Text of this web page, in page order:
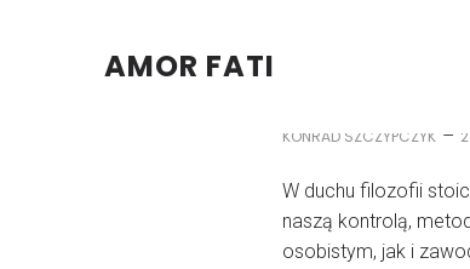
AMOR FATI
KONRAD SZCZYPCZYK –
W duchu filozofii
naszą kontrolą,
osobistym, jak i